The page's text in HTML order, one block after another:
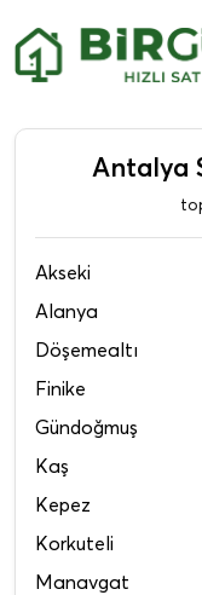
Antalya
Akseki
Alanya
Döşemealtı
Finike
Gündoğmuş
Kaş
Kepez
Korkuteli
Manavgat